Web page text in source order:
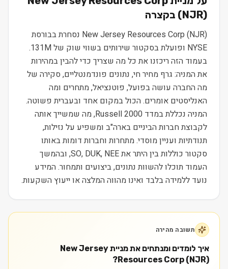
(NJR) בקצרה
New Jersey Resources Corp (NJR) נסחרת בבורסת
NYSE ופועלת בסקטור שירותים בשווי שוק של 131M.
בעמוד הזה ריכזנו את כל מה שצריך כדי להבין במהירות
את המניה: גרף מחיר חי, נתונים פונדמנטליים, סקירה של
מה החברה עושה בפועל, פוטנציאל, מתחרים ומה
האנליסטים אומרים. הכול במקום אחד ובעברית פשוטה.
המניה נכללת במדד Russell 2000, מה שמשייך אותה
לקבוצת חברות הביניים בארה"ב ומשפיע על נזילות,
תנודתיות ועניין מוסדי. מתחרות וחברות דומות באותו
סקטור כוללות בין היתר את SO, DUK, NEE, ובהמשך
העמוד תוכלו להשוות נתונים, ביצועים ותמחור. המידע
נועד ללמידה בלבד ואינו מהווה המלצה או ייעוץ השקעות.
תשובה מהירה
איך לומדים ומנתחים את מניית New Jersey
Resources Corp (NJR)?